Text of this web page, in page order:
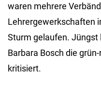
waren mehrere
Lehrergewerkschaften
Sturm gelaufen.
Barbara Bosch die
kritisiert.